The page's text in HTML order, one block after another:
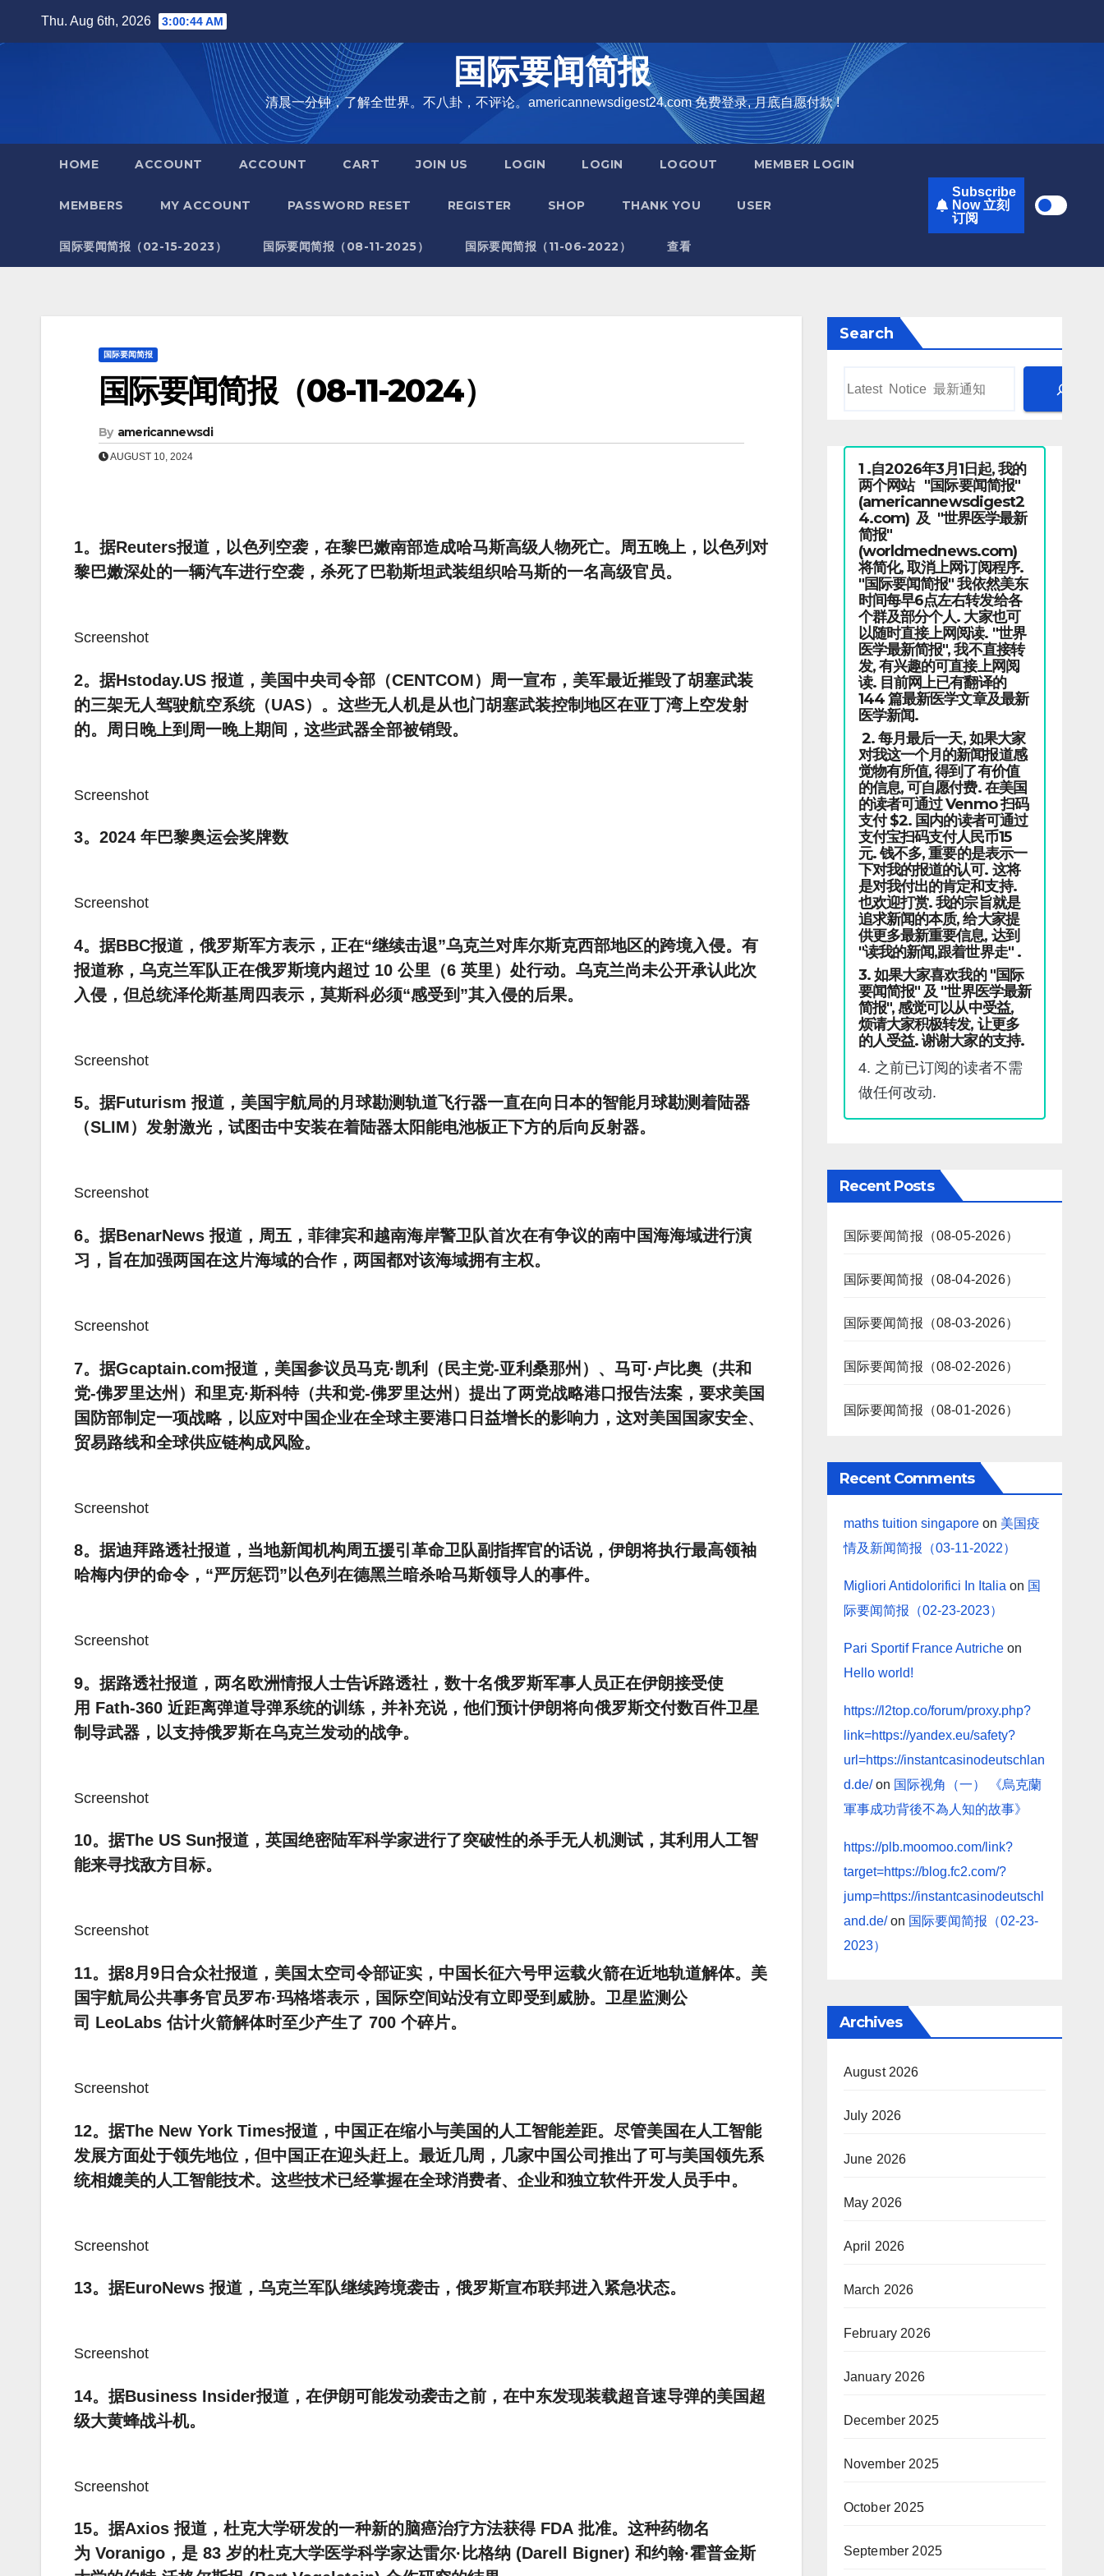
Thu. Aug 6th, 2026 3:00:45 AM
国际要闻简报
清晨一分钟，了解全世界。不八卦，不评论。americannewsdigest24.com 免费登录, 月底自愿付款 !
HOME ACCOUNT ACCOUNT CART JOIN US LOGIN LOGIN LOGOUT MEMBER LOGIN
MEMBERS MY ACCOUNT PASSWORD RESET REGISTER SHOP THANK YOU USER
国际要闻简报（02-15-2023） 国际要闻简报（08-11-2025） 国际要闻简报（11-06-2022） 查看
Subscribe
Now 立刻
订阅
国际要闻简报
国际要闻简报（08-11-2024）
By americannewsdi
AUGUST 10, 2024
1。据Reuters报道，以色列空袭，在黎巴嫩南部造成哈马斯高级人物死亡。周五晚上，以色列对
黎巴嫩深处的一辆汽车进行空袭，杀死了巴勒斯坦武装组织哈马斯的一名高级官员。
Screenshot
2。据Hstoday.US 报道，美国中央司令部（CENTCOM）周一宣布，美军最近摧毁了胡塞武装
的三架无人驾驶航空系统（UAS）。这些无人机是从也门胡塞武装控制地区在亚丁湾上空发射
的。周日晚上到周一晚上期间，这些武器全部被销毁。
Screenshot
3。2024 年巴黎奥运会奖牌数
Screenshot
4。据BBC报道，俄罗斯军方表示，正在“继续击退”乌克兰对库尔斯克西部地区的跨境入侵。有
报道称，乌克兰军队正在俄罗斯境内超过 10 公里（6 英里）处行动。乌克兰尚未公开承认此次
入侵，但总统泽伦斯基周四表示，莫斯科必须“感受到”其入侵的后果。
Screenshot
5。据Futurism 报道，美国宇航局的月球勘测轨道飞行器一直在向日本的智能月球勘测着陆器
（SLIM）发射激光，试图击中安装在着陆器太阳能电池板正下方的后向反射器。
Screenshot
6。据BenarNews 报道，周五，菲律宾和越南海岸警卫队首次在有争议的南中国海海域进行演
习，旨在加强两国在这片海域的合作，两国都对该海域拥有主权。
Screenshot
7。据Gcaptain.com报道，美国参议员马克·凯利（民主党-亚利桑那州）、马可·卢比奥（共和
党-佛罗里达州）和里克·斯科特（共和党-佛罗里达州）提出了两党战略港口报告法案，要求美国
国防部制定一项战略，以应对中国企业在全球主要港口日益增长的影响力，这对美国国家安全、
贸易路线和全球供应链构成风险。
Screenshot
8。据迪拜路透社报道，当地新闻机构周五援引革命卫队副指挥官的话说，伊朗将执行最高领袖
哈梅内伊的命令，“严厉惩罚”以色列在德黑兰暗杀哈马斯领导人的事件。
Screenshot
9。据路透社报道，两名欧洲情报人士告诉路透社，数十名俄罗斯军事人员正在伊朗接受使
用 Fath-360 近距离弹道导弹系统的训练，并补充说，他们预计伊朗将向俄罗斯交付数百件卫星
制导武器，以支持俄罗斯在乌克兰发动的战争。
Screenshot
10。据The US Sun报道，英国绝密陆军科学家进行了突破性的杀手无人机测试，其利用人工智
能来寻找敌方目标。
Screenshot
11。据8月9日合众社报道，美国太空司令部证实，中国长征六号甲运载火箭在近地轨道解体。美
国宇航局公共事务官员罗布·玛格塔表示，国际空间站没有立即受到威胁。卫星监测公
司 LeoLabs 估计火箭解体时至少产生了 700 个碎片。
Screenshot
12。据The New York Times报道，中国正在缩小与美国的人工智能差距。尽管美国在人工智能
发展方面处于领先地位，但中国正在迎头赶上。最近几周，几家中国公司推出了可与美国领先系
统相媲美的人工智能技术。这些技术已经掌握在全球消费者、企业和独立软件开发人员手中。
Screenshot
13。据EuroNews 报道，乌克兰军队继续跨境袭击，俄罗斯宣布联邦进入紧急状态。
Screenshot
14。据Business Insider报道，在伊朗可能发动袭击之前，在中东发现装载超音速导弹的美国超
级大黄蜂战斗机。
Screenshot
15。据Axios 报道，杜克大学研发的一种新的脑癌治疗方法获得 FDA 批准。这种药物名
为 Voranigo，是 83 岁的杜克大学医学科学家达雷尔·比格纳 (Darell Bigner) 和约翰·霍普金斯
Search
1 .自2026年3月1日起, 我的
两个网站 "国际要闻简报"
(americannewsdigest2
4.com) 及 "世界医学最新
简报"
(worldmednews.com)
将简化, 取消上网订阅程序.
"国际要闻简报" 我依然美东
时间每早6点左右转发给各
个群及部分个人. 大家也可
以随时直接上网阅读. "世界
医学最新简报", 我不直接转
发, 有兴趣的可直接上网阅
读. 目前网上已有翻译的
144 篇最新医学文章及最新
医学新闻.
2. 每月最后一天, 如果大家
对我这一个月的新闻报道感
觉物有所值, 得到了有价值
的信息, 可自愿付费. 在美国
的读者可通过 Venmo 扫码
支付 $2. 国内的读者可通过
支付宝扫码支付人民币15
元. 钱不多, 重要的是表示一
下对我的报道的认可. 这将
是对我付出的肯定和支持.
也欢迎打赏. 我的宗旨就是
追求新闻的本质, 给大家提
供更多最新重要信息, 达到
"读我的新闻,跟着世界走" .
3. 如果大家喜欢我的 "国际
要闻简报" 及 "世界医学最新
简报", 感觉可以从中受益,
烦请大家积极转发, 让更多
的人受益. 谢谢大家的支持.
4. 之前已订阅的读者不需
做任何改动.
Recent Posts
国际要闻简报（08-05-2026）
国际要闻简报（08-04-2026）
国际要闻简报（08-03-2026）
国际要闻简报（08-02-2026）
国际要闻简报（08-01-2026）
Recent Comments
maths tuition singaporeon 美国疫
情及新闻简报（03-11-2022）
Migliori Antidolorifici In Italia on 国
际要闻简报（02-23-2023）
Pari Sportif France Autricheon
Hello world!
https://l2top.co/forum/proxy.php?
link=https://yandex.eu/safety?
url=https://instantcasinodeutschlan
d.de/on 国际视角（一） 《烏克蘭
軍事成功背後不為人知的故事》
https://plb.moomoo.com/link?
target=https://blog.fc2.com/?
jump=https://instantcasinodeutschl
and.de/on 国际要闻简报（02-23-
2023）
Archives
August 2026
July 2026
June 2026
May 2026
April 2026
March 2026
February 2026
January 2026
December 2025
November 2025
October 2025
September 2025